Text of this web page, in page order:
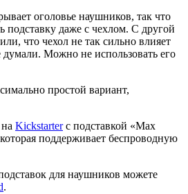
оголовье наушников, так что
подставку даже с чехлом. С другой
что чехол не так сильно влияет
думали. Можно не использовать его
простой вариант,
Kickstarterс подставкой «Max
поддерживает беспроводную
для наушников можете
.